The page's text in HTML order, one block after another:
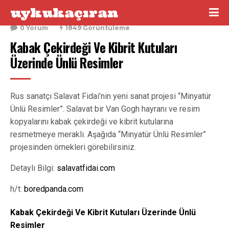
uykukaçıran
24 Kasım 2015
0 Yorum
1849 Görüntüleme
Kabak Çekirdeği Ve Kibrit Kutuları
Üzerinde Ünlü Resimler
Rus sanatçı Salavat Fidai’nin yeni sanat projesi “Minyatür
Ünlü Resimler”. Salavat bir Van Gogh hayranı ve resim
kopyalarını kabak çekirdeği ve kibrit kutularına
resmetmeye meraklı. Aşağıda “Minyatür Ünlü Resimler”
projesinden örnekleri görebilirsiniz.
Detaylı Bilgi: salavatfidai.com
h/t: boredpanda.com
Kabak Çekirdeği Ve Kibrit Kutuları Üzerinde Ünlü
Resimler